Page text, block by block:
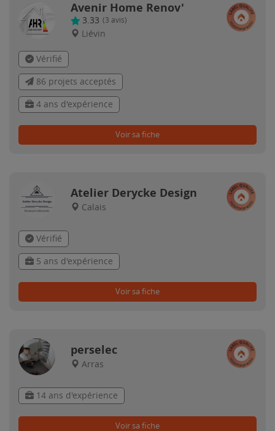
Avenir Home Renov'
3.33 (3 avis)
Liévin
Vérifié
86 projets acceptés
4 ans d'expérience
Voir sa fiche
Atelier Derycke Design
Calais
Vérifié
5 ans d'expérience
Voir sa fiche
perselec
Arras
14 ans d'expérience
Voir sa fiche